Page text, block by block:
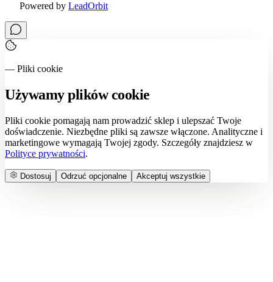
Powered by LeadOrbit
— Pliki cookie
Używamy plików cookie
Pliki cookie pomagają nam prowadzić sklep i ulepszać Twoje
doświadczenie. Niezbędne pliki są zawsze włączone. Analityczne i
marketingowe wymagają Twojej zgody. Szczegóły znajdziesz w
Polityce prywatności.
Dostosuj Odrzuć opcjonalne Akceptuj wszystkie